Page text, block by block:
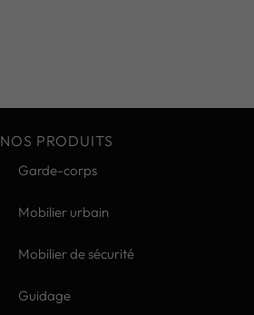
NOS PRODUITS
Garde-corps
Mobilier urbain
Mobilier de sécurité
Guidage